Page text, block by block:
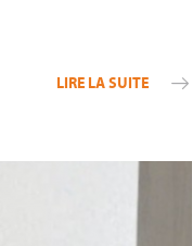
LIRE LA SUITE